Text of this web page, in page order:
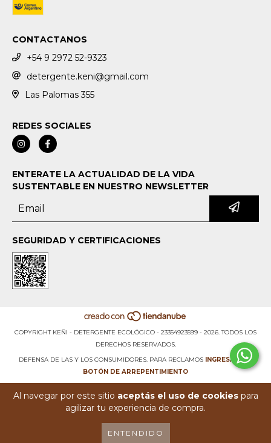
Al navegar por este sitio aceptás el uso de cookiespara
agilizar tu experiencia de compra.
ENTENDIDO
CONTACTANOS
+54 9 2972 52-9323
detergente.keni@gmail.com
Las Palomas 355
REDES SOCIALES
ENTERATE LA ACTUALIDAD DE LA VIDA
SUSTENTABLE EN NUESTRO NEWSLETTER
SEGURIDAD Y CERTIFICACIONES
COPYRIGHT KEÑI - DETERGENTE ECOLÓGICO - 23354923599 - 2026. TODOS LOS
DERECHOS RESERVADOS.
DEFENSA DE LAS Y LOS CONSUMIDORES. PARA RECLAMOS INGRESÁ ACÁ.
BOTÓN DE ARREPENTIMIENTO